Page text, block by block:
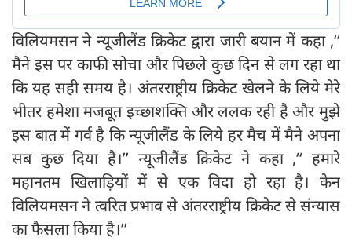
विलियमसन ने न्यूजीलैंड क्रिकेट द्वारा जारी बयान में कहा ,‘‘
मैने इस पर काफी सोचा और पिछले कुछ दिन से लग रहा था
कि यह सही समय है। अंतरराष्ट्रीय क्रिकेट खेलने के लिये मेरे
भीतर हमेशा मजबूत इच्छाशक्ति और ललक रही है और मुझे
इस बात में गर्व है कि न्यूजीलैंड के लिये हर मैच में मैने अपना
सब कुछ दिया है।’’ न्यूजीलैंड क्रिकेट ने कहा ,‘‘ हमारे
महानतम खिलाड़ियों में से एक विदा हो रहा है। केन
विलियमसन ने त्वरित प्रभाव से अंतरराष्ट्रीय क्रिकेट से संन्यास
का फैसला किया है।’’